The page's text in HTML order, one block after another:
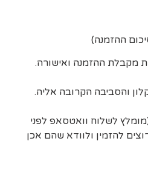
ההזמנה)
והסביבה הקרובה אליה.
לשלוח וואטסאפ לפני
להזמין ולוודא שהם אכן